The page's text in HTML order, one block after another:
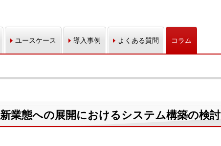
ユースケース 導入事例 よくある質問 コラム
業態への展開におけるシステム構築の検討